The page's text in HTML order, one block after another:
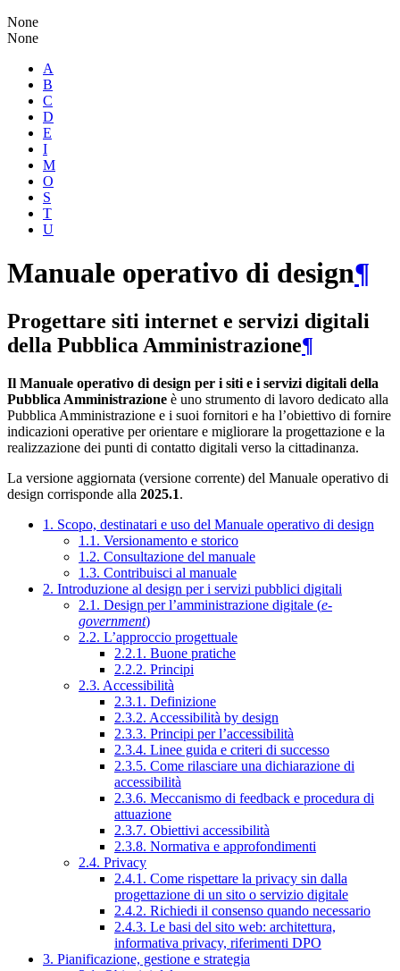
None
None
A
B
C
D
E
I
M
O
S
T
U
Manuale operativo di design¶
Progettare siti internet e servizi digitali
della Pubblica Amministrazione¶
Il Manuale operativo di design per i siti e i servizi digitali della
Pubblica Amministrazione è uno strumento di lavoro dedicato alla
Pubblica Amministrazione e i suoi fornitori e ha l’obiettivo di fornire
indicazioni operative per orientare e migliorare la progettazione e la
realizzazione dei punti di contatto digitali verso la cittadinanza.
La versione aggiornata (versione corrente) del Manuale operativo di
design corrisponde alla 2025.1.
1. Scopo, destinatari e uso del Manuale operativo di design
1.1. Versionamento e storico
1.2. Consultazione del manuale
1.3. Contribuisci al manuale
2. Introduzione al design per i servizi pubblici digitali
2.1. Design per l’amministrazione digitale (e-
government)
2.2. L’approccio progettuale
2.2.1. Buone pratiche
2.2.2. Principi
2.3. Accessibilità
2.3.1. Definizione
2.3.2. Accessibilità by design
2.3.3. Principi per l’accessibilità
2.3.4. Linee guida e criteri di successo
2.3.5. Come rilasciare una dichiarazione di
accessibilità
2.3.6. Meccanismo di feedback e procedura di
attuazione
2.3.7. Obiettivi accessibilità
2.3.8. Normativa e approfondimenti
2.4. Privacy
2.4.1. Come rispettare la privacy sin dalla
progettazione di un sito o servizio digitale
2.4.2. Richiedi il consenso quando necessario
2.4.3. Le basi del sito web: architettura,
informativa privacy, riferimenti DPO
3. Pianificazione, gestione e strategia